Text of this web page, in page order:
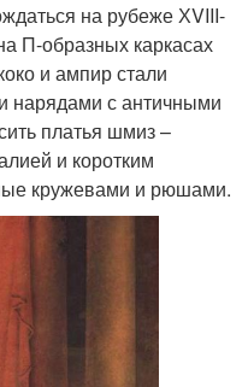
на рубеже ХVIII-
П-образных каркасах
и ампир стали
нарядами с античными
платья шмиз –
и коротким
кружевами и рюшами.